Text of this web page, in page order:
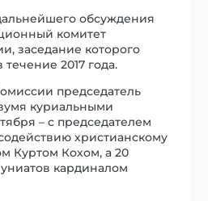
обсуждения
комитет
заседание которого
2017 года.
председатель
куриальными
– с председателем
христианскому
Куртом Кохом, а 20
кардиналом